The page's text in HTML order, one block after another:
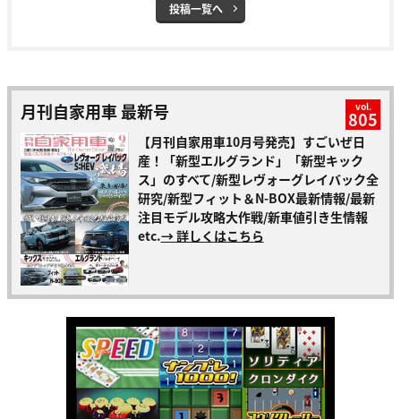
投稿一覧へ
月刊自家用車 最新号 vol.
805
【月刊自家用車10月号発売】すごいぜ日
産！「新型エルグランド」「新型キック
ス」のすべて/新型レヴォーグレイバック全
研究/新型フィット＆N-BOX最新情報/最新
注目モデル攻略大作戦/新車値引き生情報
etc.→ 詳しくはこちら